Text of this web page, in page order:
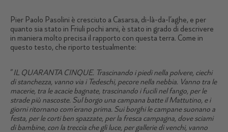
Pier Paolo Pasolini è cresciuto a Casarsa, di-là-da-l’aghe, e per
quanto sia stato in Friuli pochi anni, è stato in grado di descrivere
in maniera molto precisa il rapporto con questa terra. Come in
questo testo, che riporto testualmente:
“IL QUARANTA CINQUE. Trascinando i piedi nella polvere, ciechi
di stanchezza, vanno via i Tedeschi, pecore nella nebbia. Vanno tra le
macerie, tra le acacie bagnate, trascinando i fucili nel fango, per le
strade più nascoste. Sul borgo una campana batte il Mattutino, e i
giorni ritornano com’erano prima. Sui borghi le campane suonano a
festa, per le corti ben spazzate, per la fresca campagna, dove sciami
di bambine, con la treccia che gli luce, per gallerie di venchi, vanno